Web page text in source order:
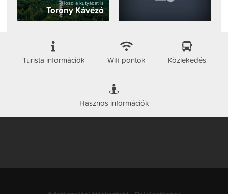
Hozd a kutyádat is
Torony Kávézó
Turista információk Wifi pontok Közlekedés
Hasznos információk